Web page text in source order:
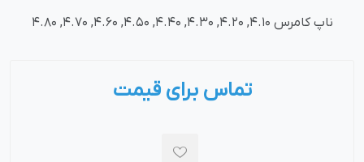
ناپ کامرس 4.10, 4.20, 4.30, 4.40, 4.50, 4.60, 4.70, 4.80
تماس برای قیمت